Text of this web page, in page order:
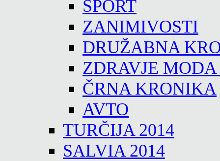
ŠPORT
ZANIMIVOSTI
DRUŽABNA
ZDRAVJE
ČRNA KRONIKA
AVTO
TURČIJA 2014
SALVIA 2014